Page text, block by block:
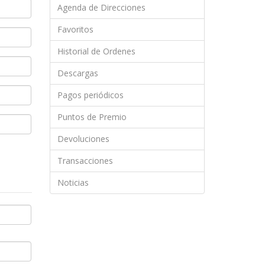
Agenda de Direcciones
Favoritos
Historial de Ordenes
Descargas
Pagos periódicos
Puntos de Premio
Devoluciones
Transacciones
Noticias